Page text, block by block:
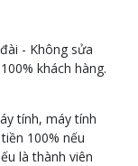
- Không sửa
khách hàng.
tính, máy tính
100% nếu
là thành viên